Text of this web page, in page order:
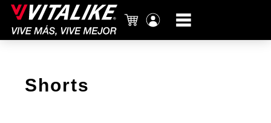
Carrito
cuenta
Shorts